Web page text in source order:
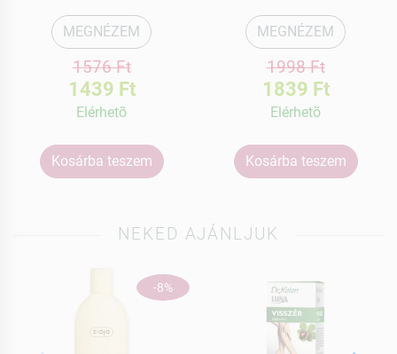
MEGNÉZEM
1576 Ft
1439 Ft
Elérhetõ
Kosárba teszem
MEGNÉZEM
1998 Ft
1839 Ft
Elérhetõ
Kosárba teszem
NEKED AJÁNLJUK
-8%